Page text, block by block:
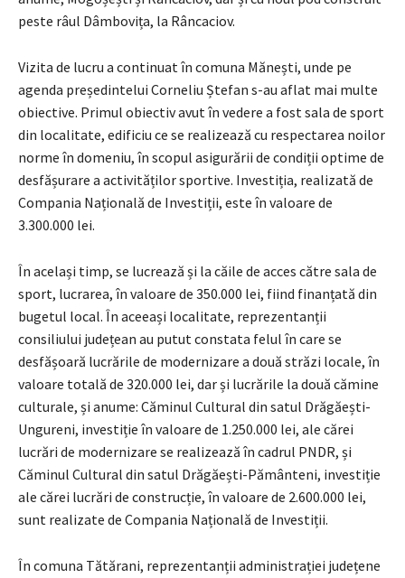
peste râul Dâmbovița, la Râncaciov.
Vizita de lucru a continuat în comuna Mănești, unde pe
agenda președintelui Corneliu Ștefan s-au aflat mai multe
obiective. Primul obiectiv avut în vedere a fost sala de sport
din localitate, edificiu ce se realizează cu respectarea noilor
norme în domeniu, în scopul asigurării de condiții optime de
desfășurare a activităților sportive. Investiția, realizată de
Compania Națională de Investiții, este în valoare de
3.300.000 lei.
În același timp, se lucrează și la căile de acces către sala de
sport, lucrarea, în valoare de 350.000 lei, fiind finanțată din
bugetul local. În aceeași localitate, reprezentanții
consiliului județean au putut constata felul în care se
desfășoară lucrările de modernizare a două străzi locale, în
valoare totală de 320.000 lei, dar și lucrările la două cămine
culturale, și anume: Căminul Cultural din satul Drăgăești-
Ungureni, investiție în valoare de 1.250.000 lei, ale cărei
lucrări de modernizare se realizează în cadrul PNDR, și
Căminul Cultural din satul Drăgăești-Pământeni, investiție
ale cărei lucrări de construcție, în valoare de 2.600.000 lei,
sunt realizate de Compania Națională de Investiții.
În comuna Tătărani, reprezentanții administrației județene